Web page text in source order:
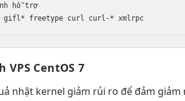
hỗ trợ
gifl* freetype curl curl-* xmlrpc
VPS CentOS 7
nhật kernel giảm rủi ro để đảm giảm